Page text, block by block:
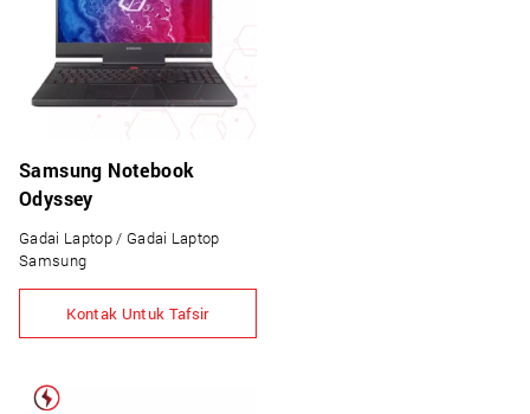
Samsung Notebook
Odyssey
Gadai Laptop / Gadai Laptop
Samsung
Kontak Untuk Tafsir